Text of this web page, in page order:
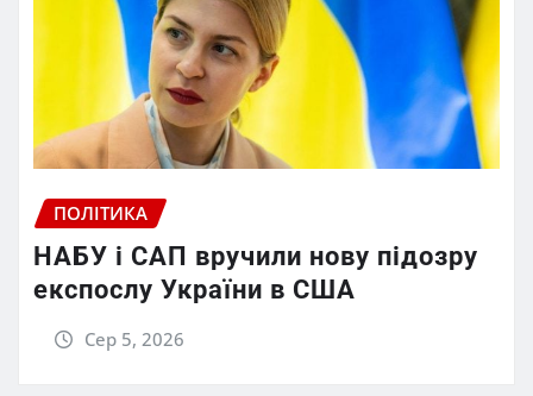
ПОЛІТИКА
НАБУ і САП вручили нову підозру
експослу України в США
Сер 5, 2026